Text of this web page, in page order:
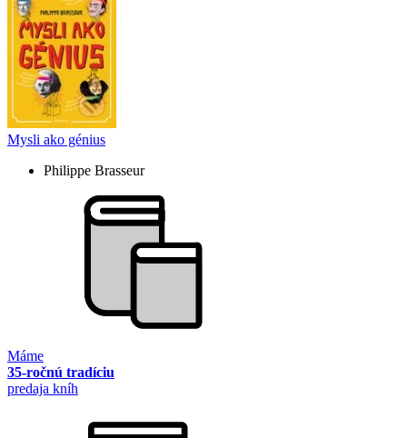
Mysli ako génius
Philippe Brasseur
Máme
35-ročnú tradíciu
predaja kníh